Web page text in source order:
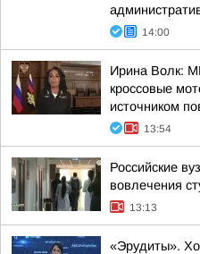
14:00
Ирина Волк:
кроссовые
источником
13:54
Российские
вовлечения
13:13
«Эрудиты».